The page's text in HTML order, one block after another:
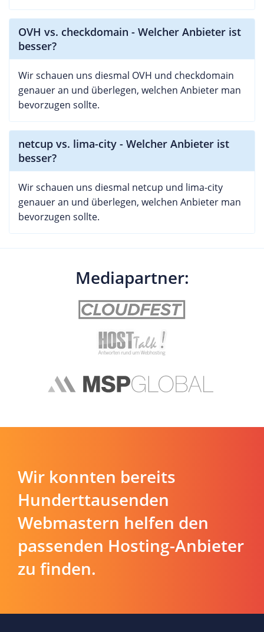
OVH vs. checkdomain - Welcher Anbieter ist
besser?
Wir schauen uns diesmal OVH und checkdomain
genauer an und überlegen, welchen Anbieter man
bevorzugen sollte.
netcup vs. lima-city - Welcher Anbieter ist
besser?
Wir schauen uns diesmal netcup und lima-city
genauer an und überlegen, welchen Anbieter man
bevorzugen sollte.
Mediapartner:
Wir konnten bereits
Hunderttausenden
Webmastern helfen den
passenden Hosting-Anbieter
zu finden.